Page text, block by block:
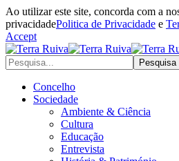
Ao utilizar este site, concorda com a
privacidadePolitica de Privacidade e
Accept
Concelho
Sociedade
Ambiente & Ciência
Cultura
Educação
Entrevista